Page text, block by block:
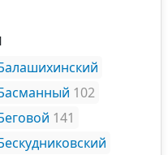
102
141